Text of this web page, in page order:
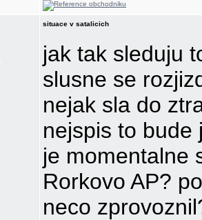
situace v satalicich
jak tak sleduju
slusne se
nejak sla do
nejspis to bude
je momentalne
Rorkovo AP?
neco